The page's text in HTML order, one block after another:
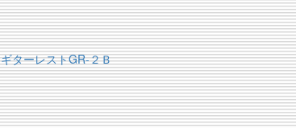
ギターレストGR-２Ｂ